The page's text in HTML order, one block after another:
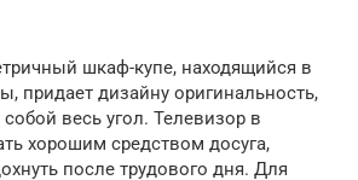
шкаф-купе, находящийся в
придает дизайну оригинальность,
весь угол. Телевизор в
хорошим средством досуга,
после трудового дня. Для